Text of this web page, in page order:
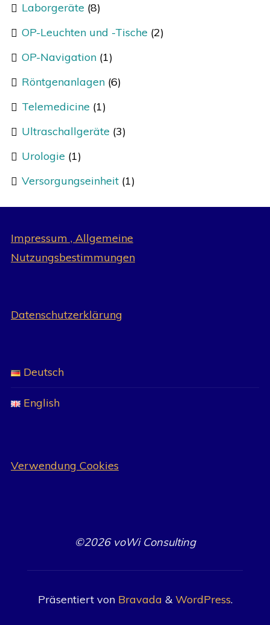
Laborgeräte (8)
OP-Leuchten und -Tische (2)
OP-Navigation (1)
Röntgenanlagen (6)
Telemedicine (1)
Ultraschallgeräte (3)
Urologie (1)
Versorgungseinheit (1)
Impressum , Allgemeine
Nutzungsbestimmungen
Datenschutzerklärung
Deutsch
English
Verwendung Cookies
©2026 voWi Consulting
Präsentiert vonBravada &WordPress.